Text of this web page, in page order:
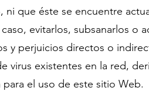
que éste se encuentre
evitarlos, subsanarlos o
y perjuicios directos o
virus existentes en la red,
el uso de este sitio Web.